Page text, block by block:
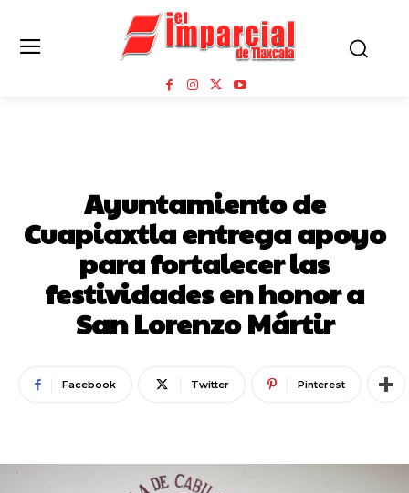
Ayuntamiento de
Cuapiaxtla entrega apoyo
para fortalecer las
festividades en honor a
San Lorenzo Mártir
Facebook Twitter Pinterest